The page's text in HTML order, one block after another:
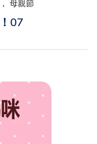
母親節
07